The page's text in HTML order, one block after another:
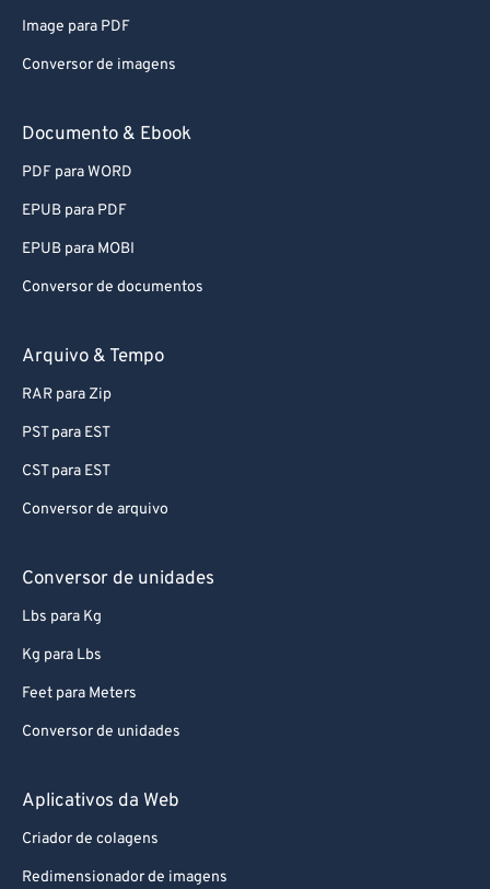
Image para PDF
Conversor de imagens
Documento & Ebook
PDF para WORD
EPUB para PDF
EPUB para MOBI
Conversor de documentos
Arquivo & Tempo
RAR para Zip
PST para EST
CST para EST
Conversor de arquivo
Conversor de unidades
Lbs para Kg
Kg para Lbs
Feet para Meters
Conversor de unidades
Aplicativos da Web
Criador de colagens
Redimensionador de imagens